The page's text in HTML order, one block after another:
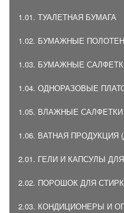
1.01. ТУАЛЕТНАЯ БУМАГА
1.02. БУМАЖНЫЕ
1.03. БУМАЖНЫЕ
1.04. ОДНОРАЗОВЫЕ
1.05. ВЛАЖНЫЕ САЛФЕТКИ
1.06. ВАТНАЯ ПРОДУКЦИЯ
2.01. ГЕЛИ И КАПСУЛЫ
2.02. ПОРОШОК ДЛЯ
2.03. КОНДИЦИОНЕРЫ И